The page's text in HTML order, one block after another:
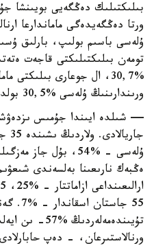
بىلىكتىلىك دەڭگەيى بويىنشا
ورتا دەڭگەيدەگى ماماندارعا
تومەن بىلىكتىلىكتى قاجەت
%30,7، ال جوعارى
ورىندارىنىڭ ۇلەسى %30,5 بولدى.
ۇلەسى - %54، بۇل
55
ورنالاستىرعان، - دەپ